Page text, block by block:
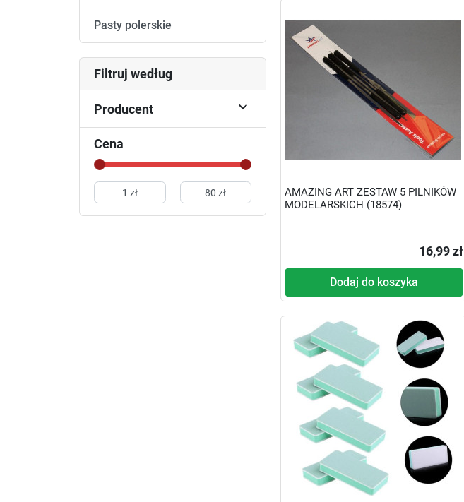
Pasty polerskie
Filtruj według
Producent 
Cena
AMAZING ART ZESTAW 5 PILNIKÓW
MODELARSKICH (18574)
16,99 zł
Dodaj do koszyka